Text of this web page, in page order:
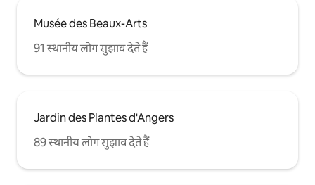
Musée des Beaux-Arts
91 स्थानीय लोग सुझाव देते हैं
Jardin des Plantes d'Angers
89 स्थानीय लोग सुझाव देते हैं